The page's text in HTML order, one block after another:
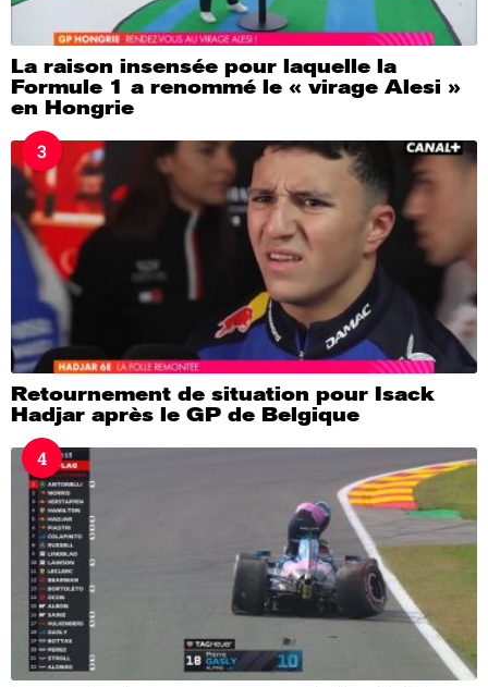
La raison insensée pour laquelle la
Formule 1 a renommé le « virage Alesi »
en Hongrie
3
Retournement de situation pour Isack
Hadjar après le GP de Belgique
4